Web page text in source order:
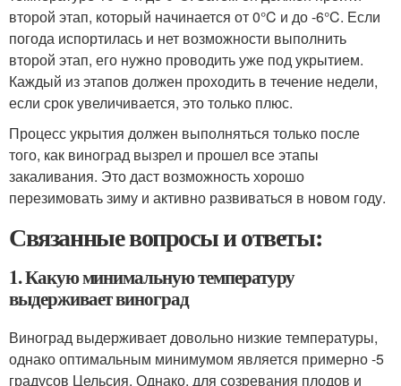
второй этап, который начинается от 0°C и до -6°C. Если
погода испортилась и нет возможности выполнить
второй этап, его нужно проводить уже под укрытием.
Каждый из этапов должен проходить в течение недели,
если срок увеличивается, это только плюс.
Процесс укрытия должен выполняться только после
того, как виноград вызрел и прошел все этапы
закаливания. Это даст возможность хорошо
перезимовать зиму и активно развиваться в новом году.
Связанные вопросы и ответы:
1. Какую минимальную температуру
выдерживает виноград
Виноград выдерживает довольно низкие температуры,
однако оптимальным минимумом является примерно -5
градусов Цельсия. Однако, для созревания плодов и